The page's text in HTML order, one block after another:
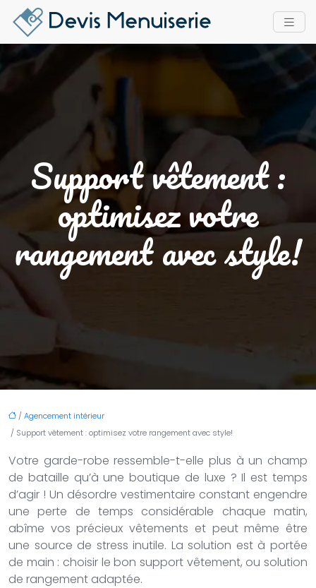
Support vêtement :
optimisez votre
rangement avec style!
/Agencement intérieur
/ Support vêtement : optimisez votre rangement avec style!
Votre garde-robe ressemble-t-elle plus à un champ
de bataille qu’à une boutique de luxe ? Il est temps
d’agir ! Un désordre vestimentaire constant engendre
une perte de temps considérable chaque matin,
abîme vos précieux vêtements et peut même être
une source de stress inutile. La solution est à portée
de main : choisir le bon support vêtement, ou solution
de rangement adaptée.